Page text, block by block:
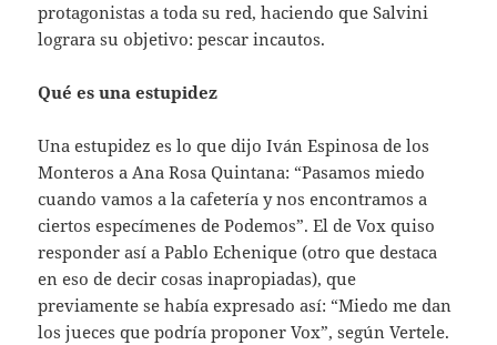
protagonistas a toda su red, haciendo que Salvini
lograra su objetivo: pescar incautos.
Qué es una estupidez
Una estupidez es lo que dijo Iván Espinosa de los
Monteros a Ana Rosa Quintana: “Pasamos miedo
cuando vamos a la cafetería y nos encontramos a
ciertos especímenes de Podemos”. El de Vox quiso
responder así a Pablo Echenique (otro que destaca
en eso de decir cosas inapropiadas), que
previamente se había expresado así: “Miedo me dan
los jueces que podría proponer Vox”, según Vertele.